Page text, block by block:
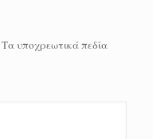
Τα υποχρεωτικά πεδία